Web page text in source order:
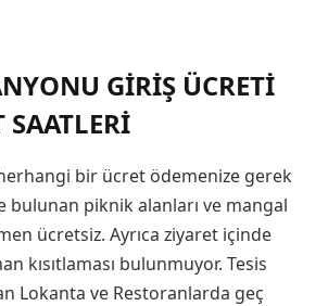
GIRIŞ ÜCRETI
SAATLERI
bir ücret ödemenize gerek
bulunan piknik alanları ve mangal
ücretsiz. Ayrıca ziyaret içinde
kısıtlaması bulunmuyor. Tesis
Lokanta ve Restoranlarda geç